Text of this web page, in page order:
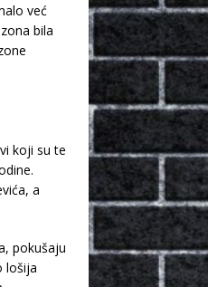
već
bila
koji su te
a
pokušaju
lošija